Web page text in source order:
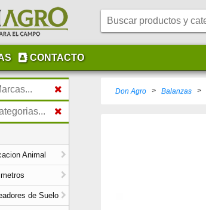
CONTACTO
Animal
de Suelo
Don Agro > Balanzas >